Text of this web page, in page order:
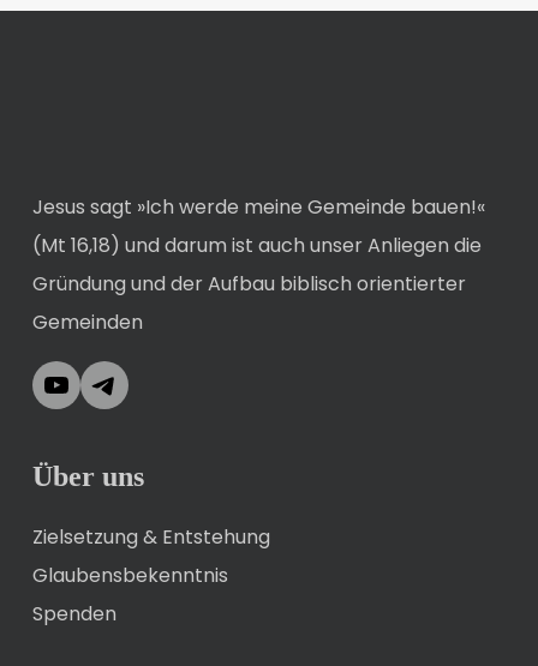
Jesus sagt »Ich werde meine Gemeinde bauen!«
(Mt 16,18) und darum ist auch unser Anliegen die
Gründung und der Aufbau biblisch orientierter
Gemeinden
YouTubeTelegram
Über uns
Zielsetzung & Entstehung
Glaubensbekenntnis
Spenden